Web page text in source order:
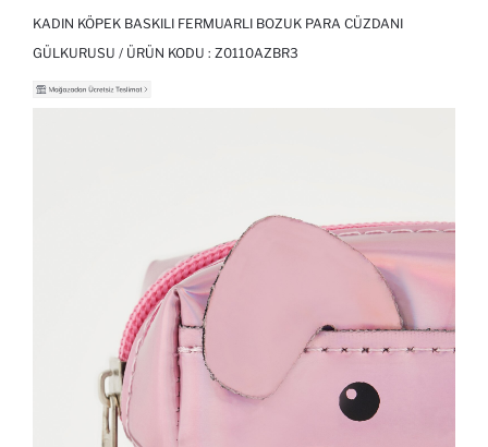
KADIN KÖPEK BASKILI FERMUARLI BOZUK PARA CÜZDANI
GÜLKURUSU / ÜRÜN KODU : Z0110AZBR3